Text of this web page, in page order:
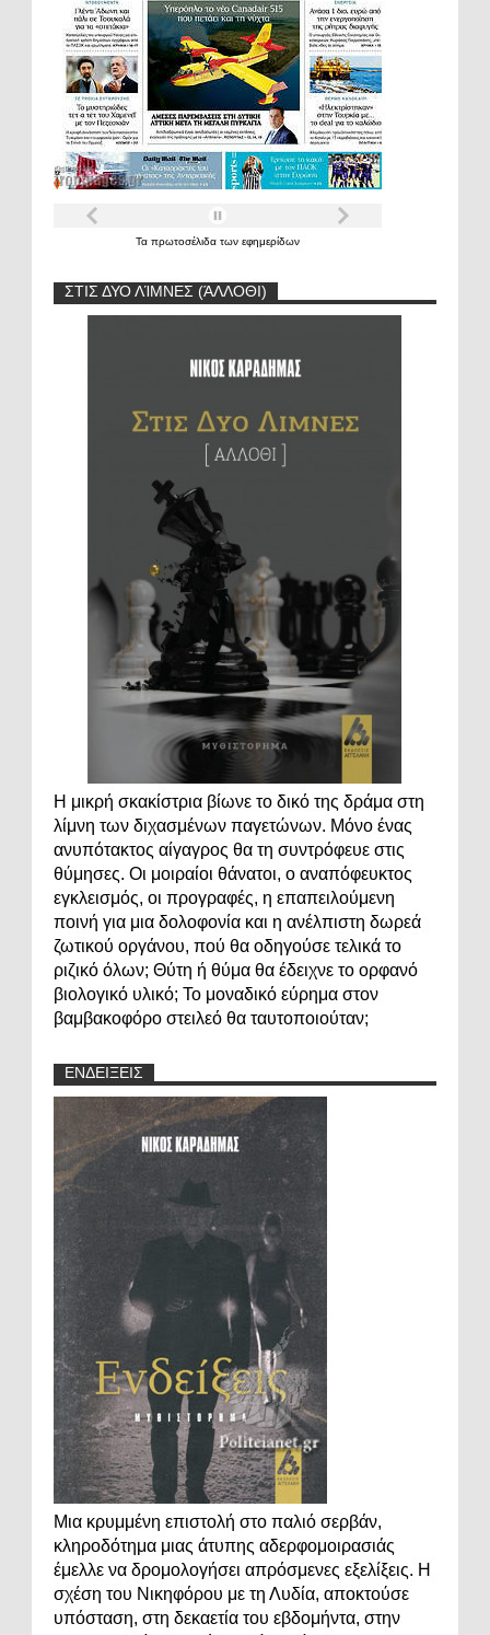
Τα πρωτοσέλιδα των εφημερίδων
ΣΤΙΣ ΔΥΟ ΛΊΜΝΕΣ (ΆΛΛΟΘΙ)
Η μικρή σκακίστρια βίωνε το δικό της δράμα στη
λίμνη των διχασμένων παγετώνων. Μόνο ένας
ανυπότακτος αίγαγρος θα τη συντρόφευε στις
θύμησες. Οι μοιραίοι θάνατοι, ο αναπόφευκτος
εγκλεισμός, οι προγραφές, η επαπειλούμενη
ποινή για μια δολοφονία και η ανέλπιστη δωρεά
ζωτικού οργάνου, πού θα οδηγούσε τελικά το
ριζικό όλων; Θύτη ή θύμα θα έδειχνε το ορφανό
βιολογικό υλικό; Το μοναδικό εύρημα στον
βαμβακοφόρο στειλεό θα ταυτοποιούταν;
ΕΝΔΕΙΞΕΙΣ
Μια κρυμμένη επιστολή στο παλιό σερβάν,
κληροδότημα μιας άτυπης αδερφομοιρασιάς
έμελλε να δρομολογήσει απρόσμενες εξελίξεις. Η
σχέση του Νικηφόρου με τη Λυδία, αποκτούσε
υπόσταση, στη δεκαετία του εβδομήντα, στην